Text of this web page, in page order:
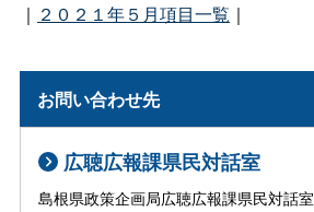
｜ ２０２１年５月項目一覧 ｜
お問い合わせ先
広聴広報課県民対話室
島根県政策企画局広聴広報課県民対話室